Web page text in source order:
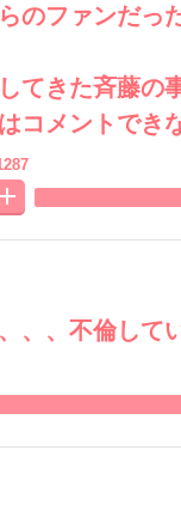
のファンだっ
てきた斉藤の
コメントでき
、、不倫して